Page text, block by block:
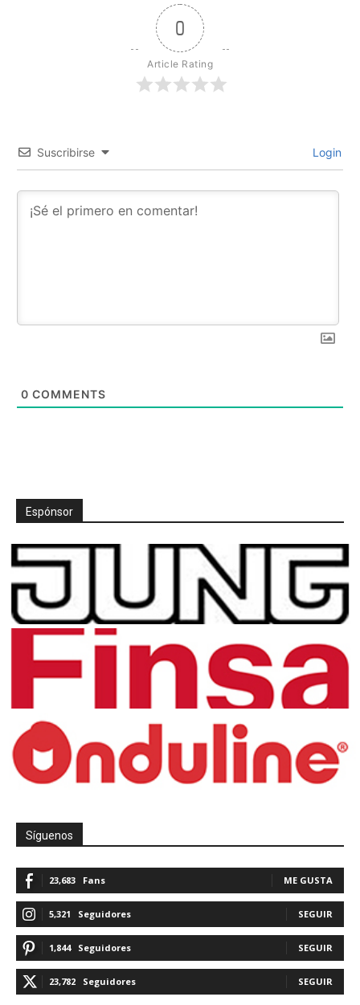
0
Article Rating
Suscribirse Login
0 COMMENTS
Espónsor
Síguenos
23,683 Fans ME GUSTA
5,321 Seguidores SEGUIR
1,844 Seguidores SEGUIR
23,782 Seguidores SEGUIR